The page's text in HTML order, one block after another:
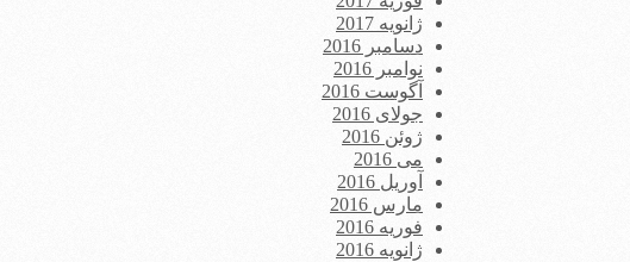
ژانویه 2017
دسامبر 2016
نوامبر 2016
آگوست 2016
جولای 2016
ژوئن 2016
می 2016
آوریل 2016
مارس 2016
فوریه 2016
ژانویه 2016